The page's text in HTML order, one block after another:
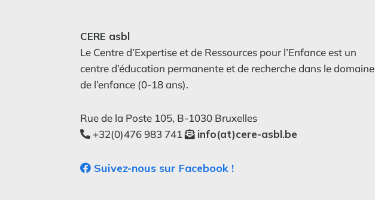
CERE asbl
Le Centre d’Expertise et de Ressources pour l’Enfance est un
centre d’éducation permanente et de recherche dans le domaine
de l’enfance (0-18 ans).
Rue de la Poste 105, B-1030 Bruxelles
+32(0)476 983 741
info(at)cere-asbl.be
Suivez-nous sur Facebook !